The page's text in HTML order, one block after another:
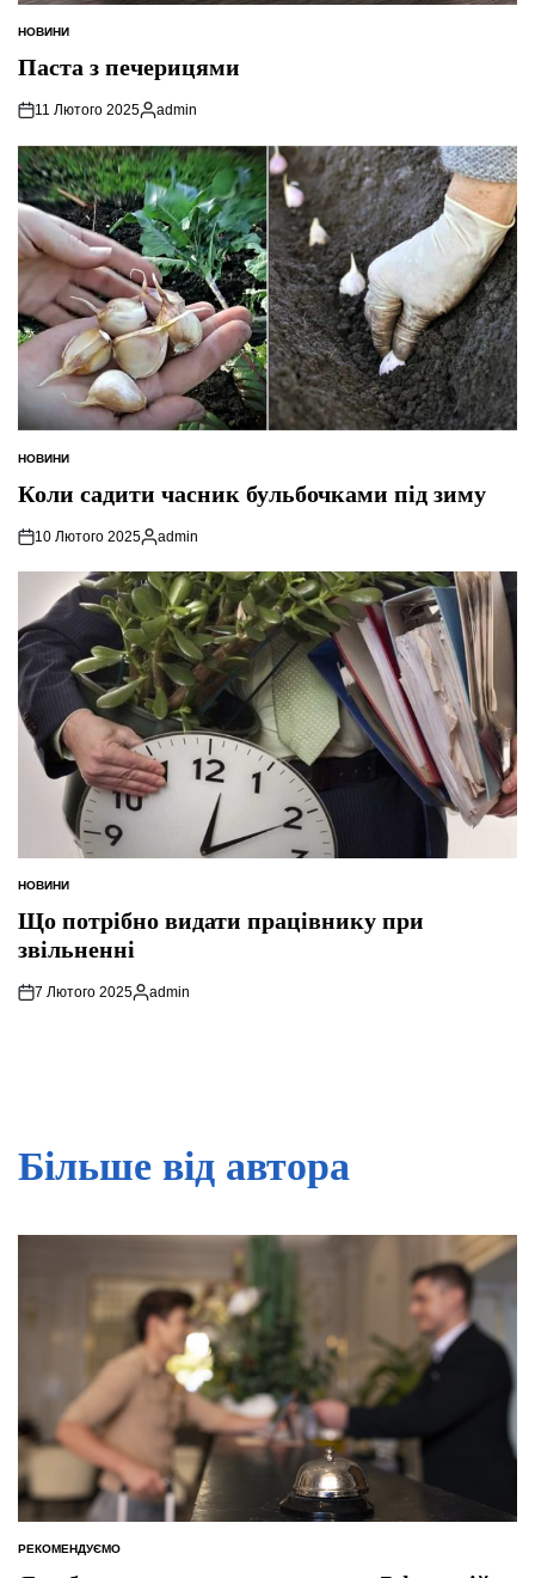
ОПУБЛІКУВАТИ
НОВИНИ
Паста з печерицями
11 Лютого 2025
Опубліковано
admin
ОПУБЛІКУВАТИ
НОВИНИ
Коли садити часник бульбочками під зиму
10 Лютого 2025
Опубліковано
admin
ОПУБЛІКУВАТИ
НОВИНИ
Що потрібно видати працівнику при
звільненні
7 Лютого 2025
Опубліковано
admin
Більше від автора
ОПУБЛІКУВАТИ
РЕКОМЕНДУЄМО